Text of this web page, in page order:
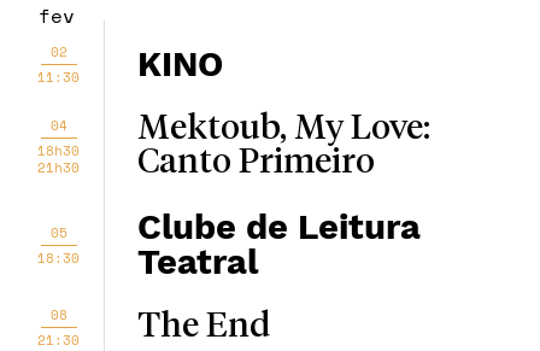
fev
02
11:30
KINO
04
18h30
21h30
Mektoub, My Love:
Canto Primeiro
05
18:30
Clube de Leitura
Teatral
08
21:30
The End